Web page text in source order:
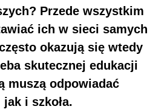
Przede wszystkim
ich w sieci samych
okazują się wtedy
skutecznej edukacji
muszą odpowiadać
i szkoła.